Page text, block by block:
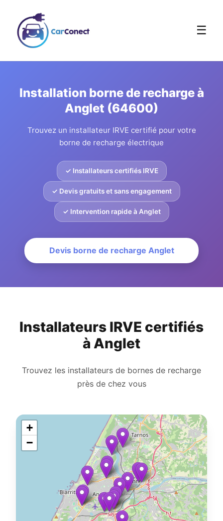
☰
Installation borne de recharge à
Anglet (64600)
Trouvez un installateur IRVE certifié pour votre
borne de recharge électrique
✓ Installateurs certifiés IRVE
✓ Devis gratuits et sans engagement
✓ Intervention rapide à Anglet
Devis borne de recharge Anglet
Installateurs IRVE certifiés
à Anglet
Trouvez les installateurs de bornes de recharge
près de chez vous
+
−